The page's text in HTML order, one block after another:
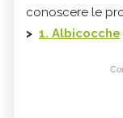
conoscere le
> 1. Albicocche